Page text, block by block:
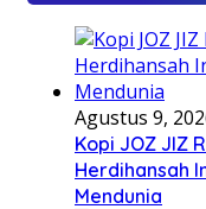
Agustus 9,
Kopi JOZ JIZ
Herdihansah
Mendunia